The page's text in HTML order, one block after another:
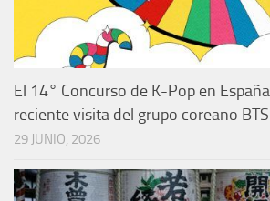
El 14° Concurso de K-Pop en
reciente visita del grupo coreano
29 JUNIO, 2026